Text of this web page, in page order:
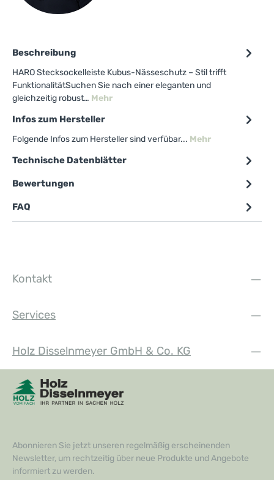
Beschreibung
HARO Stecksockelleiste Kubus-Nässeschutz – Stil trifft
FunktionalitätSuchen Sie nach einer eleganten und
gleichzeitig robust… Mehr
Infos zum Hersteller
Folgende Infos zum Hersteller sind verfübar... Mehr
Technische Datenblätter
Bewertungen
FAQ
Kontakt
Services
Holz Disselnmeyer GmbH & Co. KG
Abonnieren Sie jetzt unseren regelmäßig erscheinenden
Newsletter, um rechtzeitig über neue Produkte und Angebote
informiert zu werden.